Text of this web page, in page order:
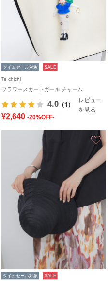
タイムセール対象 SALE
Te chichi
フラワースカートガール チャーム
4.0 （1）
レビュー
を見る
¥2,640 -20%OFF-
タイムセール対象 SALE